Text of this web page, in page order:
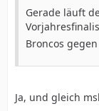
Gerade läuft
Broncos
Ja, und gleich